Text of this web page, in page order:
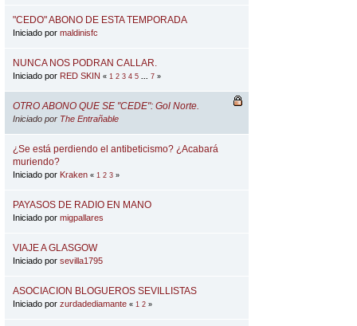
"CEDO" ABONO DE ESTA TEMPORADA
Iniciado por maldinisfc
NUNCA NOS PODRAN CALLAR.
Iniciado por RED SKIN « 1 2 3 4 5 ... 7 »
OTRO ABONO QUE SE "CEDE": Gol Norte.
Iniciado por The Entrañable
¿Se está perdiendo el antibeticismo? ¿Acabará
muriendo?
Iniciado por Kraken « 1 2 3 »
PAYASOS DE RADIO EN MANO
Iniciado por migpallares
VIAJE A GLASGOW
Iniciado por sevilla1795
ASOCIACION BLOGUEROS SEVILLISTAS
Iniciado por zurdadediamante « 1 2 »